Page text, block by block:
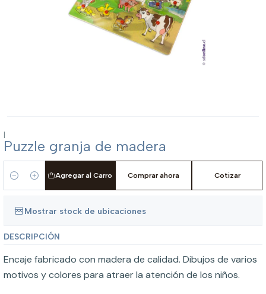
|
Puzzle granja de madera
Cantidad
Agregar al Carro Comprar ahora Cotizar
Mostrar stock de ubicaciones
DESCRIPCIÓN
Encaje fabricado con madera de calidad. Dibujos de varios
motivos y colores para atraer la atención de los niños.